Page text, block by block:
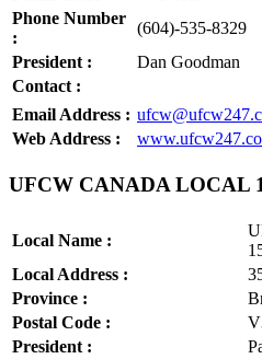
Phone Number
:
(604)-535-8329
President :
Dan Goodman
Contact :
Email Address :
Web Address :
UFCW CANADA LOCAL
Local Name :
Local Address :
Province :
Postal Code :
President :